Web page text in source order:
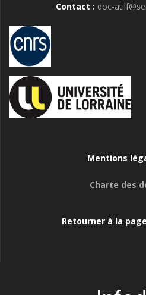
Contact : doc-
Mentions
Charte des
Retourner à la